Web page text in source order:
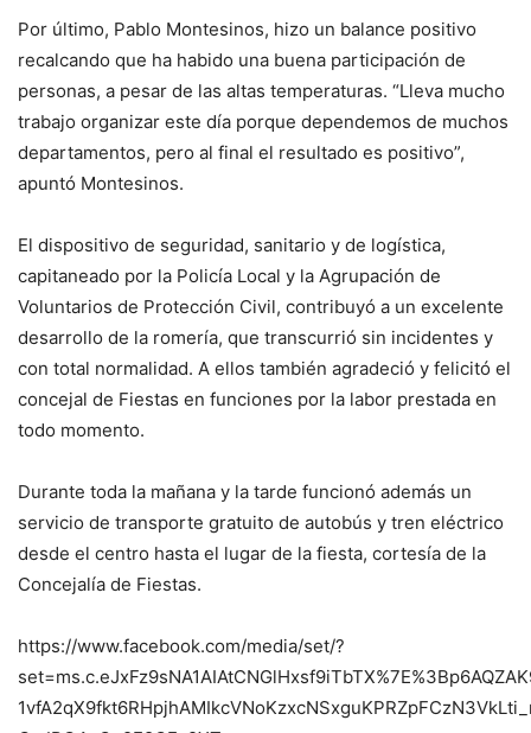
Por último, Pablo Montesinos, hizo un balance positivo
recalcando que ha habido una buena participación de
personas, a pesar de las altas temperaturas. “Lleva mucho
trabajo organizar este día porque dependemos de muchos
departamentos, pero al final el resultado es positivo”,
apuntó Montesinos.
El dispositivo de seguridad, sanitario y de logística,
capitaneado por la Policía Local y la Agrupación de
Voluntarios de Protección Civil, contribuyó a un excelente
desarrollo de la romería, que transcurrió sin incidentes y
con total normalidad. A ellos también agradeció y felicitó el
concejal de Fiestas en funciones por la labor prestada en
todo momento.
Durante toda la mañana y la tarde funcionó además un
servicio de transporte gratuito de autobús y tren eléctrico
desde el centro hasta el lugar de la fiesta, cortesía de la
Concejalía de Fiestas.
https://www.facebook.com/media/set/?